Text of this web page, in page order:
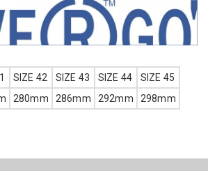
SIZE 42 SIZE 43 SIZE 44
SIZE 45
280mm 286mm 292mm 298mm